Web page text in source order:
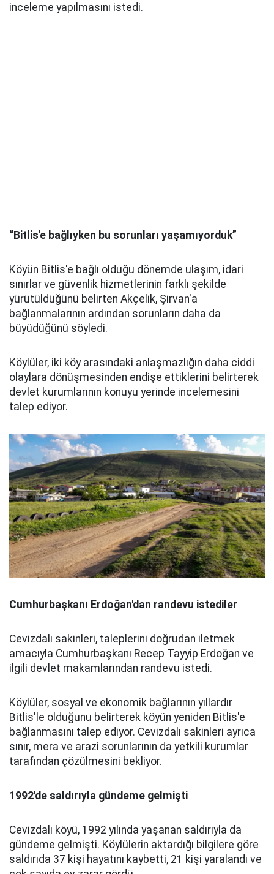
inceleme yapılmasını istedi.
“Bitlis'e bağlıyken bu sorunları yaşamıyorduk”
Köyün Bitlis'e bağlı olduğu dönemde ulaşım, idari
sınırlar ve güvenlik hizmetlerinin farklı şekilde
yürütüldüğünü belirten Akçelik, Şirvan'a
bağlanmalarının ardından sorunların daha da
büyüdüğünü söyledi.
Köylüler, iki köy arasındaki anlaşmazlığın daha ciddi
olaylara dönüşmesinden endişe ettiklerini belirterek
devlet kurumlarının konuyu yerinde incelemesini
talep ediyor.
Cumhurbaşkanı Erdoğan'dan randevu istediler
Cevizdalı sakinleri, taleplerini doğrudan iletmek
amacıyla Cumhurbaşkanı Recep Tayyip Erdoğan ve
ilgili devlet makamlarından randevu istedi.
Köylüler, sosyal ve ekonomik bağlarının yıllardır
Bitlis'le olduğunu belirterek köyün yeniden Bitlis'e
bağlanmasını talep ediyor. Cevizdalı sakinleri ayrıca
sınır, mera ve arazi sorunlarının da yetkili kurumlar
tarafından çözülmesini bekliyor.
1992'de saldırıyla gündeme gelmişti
Cevizdalı köyü, 1992 yılında yaşanan saldırıyla da
gündeme gelmişti. Köylülerin aktardığı bilgilere göre
saldırıda 37 kişi hayatını kaybetti, 21 kişi yaralandı ve